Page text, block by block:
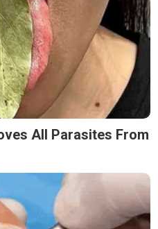
All Parasites From